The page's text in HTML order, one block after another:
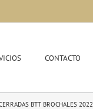
CONTACTO
BTT BROCHALES 2022